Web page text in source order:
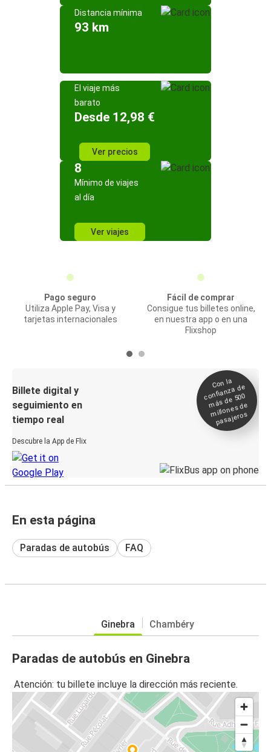
Distancia mínima
93 km
El viaje más
barato
Desde 12,98 €
Ver precios
8
Mínimo de viajes
al día
Ver viajes
Pago seguro
Utiliza Apple Pay, Visa y
tarjetas internacionales
Fácil de comprar
Consigue tus billetes online,
en nuestra app o en una
Flixshop
Billete digital y
seguimiento en
tiempo real
Descubre la App de Flix
Con la
confianza de
más de 500
millones de
pasajeros
En esta página
Paradas de autobús FAQ
Ginebra Chambéry
Paradas de autobús en Ginebra
Atención: tu billete incluye la dirección más reciente.